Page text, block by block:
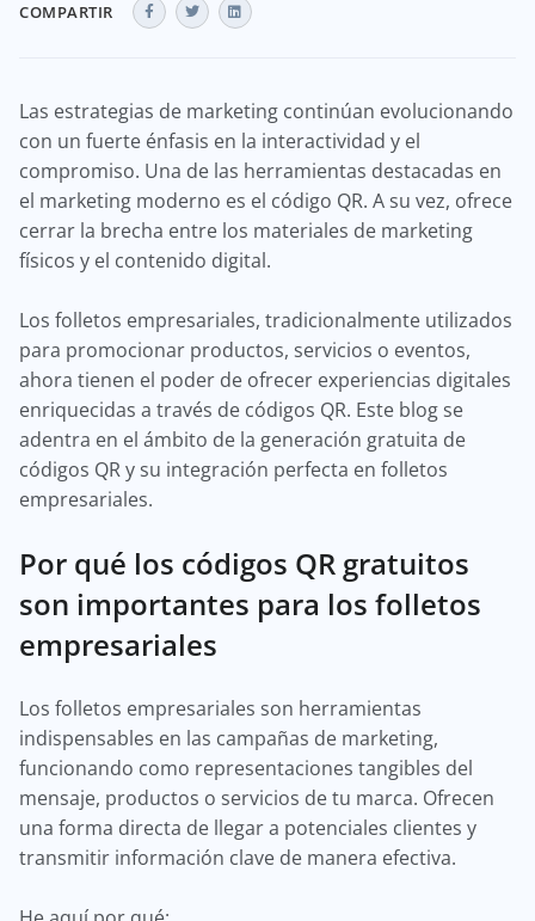
COMPARTIR
Las estrategias de marketing continúan evolucionando
con un fuerte énfasis en la interactividad y el
compromiso. Una de las herramientas destacadas en
el marketing moderno es el código QR. A su vez, ofrece
cerrar la brecha entre los materiales de marketing
físicos y el contenido digital.
Los folletos empresariales, tradicionalmente utilizados
para promocionar productos, servicios o eventos,
ahora tienen el poder de ofrecer experiencias digitales
enriquecidas a través de códigos QR. Este blog se
adentra en el ámbito de la generación gratuita de
códigos QR y su integración perfecta en folletos
empresariales.
Por qué los códigos QR gratuitos
son importantes para los folletos
empresariales
Los folletos empresariales son herramientas
indispensables en las campañas de marketing,
funcionando como representaciones tangibles del
mensaje, productos o servicios de tu marca. Ofrecen
una forma directa de llegar a potenciales clientes y
transmitir información clave de manera efectiva.